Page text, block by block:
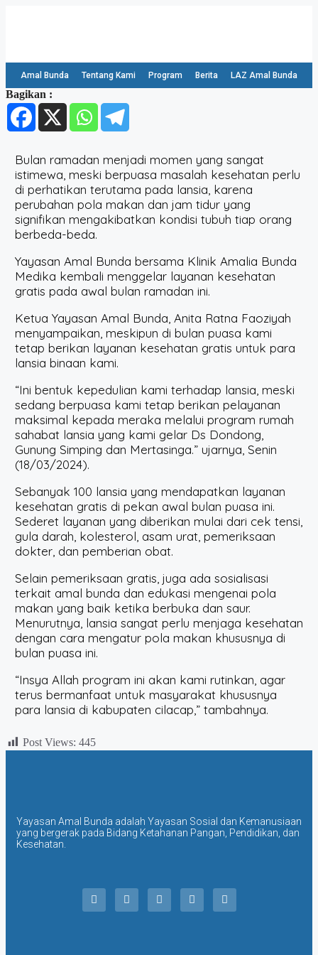
Amal Bunda Tentang Kami Program Berita LAZ Amal Bunda
Bagikan :
Bulan ramadan menjadi momen yang sangat
istimewa, meski berpuasa masalah kesehatan perlu
di perhatikan terutama pada lansia, karena
perubahan pola makan dan jam tidur yang
signifikan mengakibatkan kondisi tubuh tiap orang
berbeda-beda.
Yayasan Amal Bunda bersama Klinik Amalia Bunda
Medika kembali menggelar layanan kesehatan
gratis pada awal bulan ramadan ini.
Ketua Yayasan Amal Bunda, Anita Ratna Faoziyah
menyampaikan, meskipun di bulan puasa kami
tetap berikan layanan kesehatan gratis untuk para
lansia binaan kami.
“Ini bentuk kepedulian kami terhadap lansia, meski
sedang berpuasa kami tetap berikan pelayanan
maksimal kepada meraka melalui program rumah
sahabat lansia yang kami gelar Ds Dondong,
Gunung Simping dan Mertasinga.” ujarnya, Senin
(18/03/2024).
Sebanyak 100 lansia yang mendapatkan layanan
kesehatan gratis di pekan awal bulan puasa ini.
Sederet layanan yang diberikan mulai dari cek tensi,
gula darah, kolesterol, asam urat, pemeriksaan
dokter, dan pemberian obat.
Selain pemeriksaan gratis, juga ada sosialisasi
terkait amal bunda dan edukasi mengenai pola
makan yang baik ketika berbuka dan saur.
Menurutnya, lansia sangat perlu menjaga kesehatan
dengan cara mengatur pola makan khususnya di
bulan puasa ini.
“Insya Allah program ini akan kami rutinkan, agar
terus bermanfaat untuk masyarakat khususnya
para lansia di kabupaten cilacap,” tambahnya.
Post Views: 445
Yayasan Amal Bunda adalah Yayasan Sosial dan Kemanusiaan
yang bergerak pada Bidang Ketahanan Pangan, Pendidikan, dan
Kesehatan.